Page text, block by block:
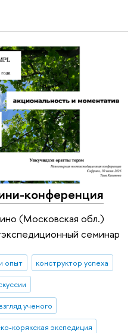
конференция
(Московская обл.)
семинар
опыт
конструктор успеха
взгляд ученого
корякская экспедиция